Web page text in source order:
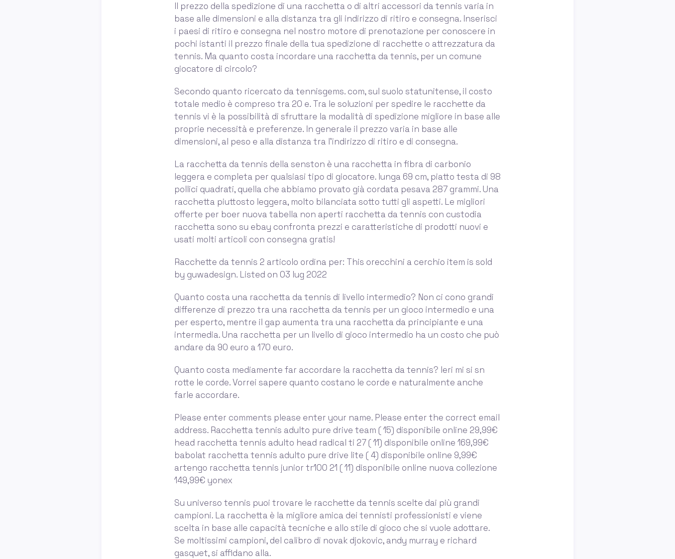
Il prezzo della spedizione di una racchetta o di altri accessori da tennis varia in
base alle dimensioni e alla distanza tra gli indirizzo di ritiro e consegna. Inserisci
i paesi di ritiro e consegna nel nostro motore di prenotazione per conoscere in
pochi istanti il prezzo finale della tua spedizione di racchette o attrezzatura da
tennis. Ma quanto costa incordare una racchetta da tennis, per un comune
giocatore di circolo?
Secondo quanto ricercato da tennisgems. com, sul suolo statunitense, il costo
totale medio è compreso tra 20 e. Tra le soluzioni per spedire le racchette da
tennis vi è la possibilità di sfruttare la modalità di spedizione migliore in base alle
proprie necessità e preferenze. In generale il prezzo varia in base alle
dimensioni, al peso e alla distanza tra l’indirizzo di ritiro e di consegna.
La racchetta da tennis della senston è una racchetta in fibra di carbonio
leggera e completa per qualsiasi tipo di giocatore. lunga 69 cm, piatto testa di 98
pollici quadrati, quella che abbiamo provato già cordata pesava 287 grammi. Una
racchetta piuttosto leggera, molto bilanciata sotto tutti gli aspetti. Le migliori
offerte per boer nuova tabella non aperti racchetta da tennis con custodia
racchetta sono su ebay confronta prezzi e caratteristiche di prodotti nuovi e
usati molti articoli con consegna gratis!
Racchette da tennis 2 articolo ordina per: This orecchini a cerchio item is sold
by guwadesign. Listed on 03 lug 2022
Quanto costa una racchetta da tennis di livello intermedio? Non ci cono grandi
differenze di prezzo tra una racchetta da tennis per un gioco intermedio e una
per esperto, mentre il gap aumenta tra una racchetta da principiante e una
intermedia. Una racchetta per un livello di gioco intermedio ha un costo che può
andare da 90 euro a 170 euro.
Quanto costa mediamente far accordare la racchetta da tennis? Ieri mi si sn
rotte le corde. Vorrei sapere quanto costano le corde e naturalmente anche
farle accordare.
Please enter comments please enter your name. Please enter the correct email
address. Racchetta tennis adulto pure drive team ( 15) disponibile online 29,99€
head racchetta tennis adulto head radical ti 27 ( 11) disponibile online 169,99€
babolat racchetta tennis adulto pure drive lite ( 4) disponibile online 9,99€
artengo racchetta tennis junior tr100 21 ( 11) disponibile online nuova collezione
149,99€ yonex
Su universo tennis puoi trovare le racchette da tennis scelte dai più grandi
campioni. La racchetta è la migliore amica dei tennisti professionisti e viene
scelta in base alle capacità tecniche e allo stile di gioco che si vuole adottare.
Se moltissimi campioni, del calibro di novak djokovic, andy murray e richard
gasquet, si affidano alla.